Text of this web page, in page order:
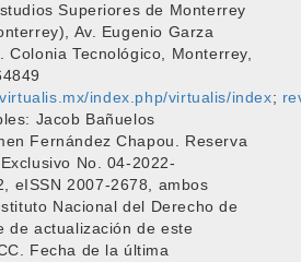
Superiores de Monterrey
Av. Eugenio Garza
Colonia Tecnológico, Monterrey,
index.php/virtualis/index;
Jacob Bañuelos
Fernández Chapou. Reserva
No. 04-2022-
eISSN 2007-2678, ambos
Nacional del Derecho de
de actualización de este
Fecha de la última